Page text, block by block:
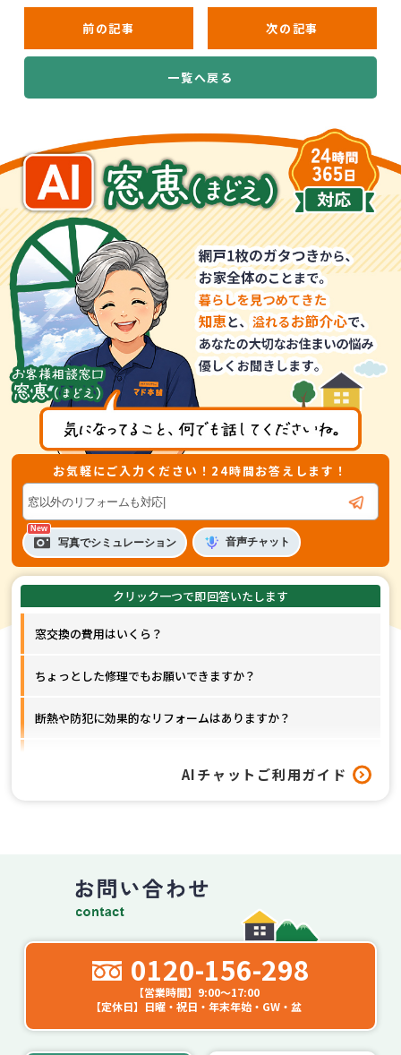
前の記事 次の記事
一覧へ戻る
お気軽にご入力ください！24時間お答えします！
写真でシミュレーション 音声チャット
窓交換の費用はいくら？
ちょっとした修理でもお願いできますか？
断熱や防犯に効果的なリフォームはありますか？
AIチャットご利用ガイド
0120-156-298
【営業時間】9:00～17:00
【定休日】日曜・祝日・年末年始・GW・盆